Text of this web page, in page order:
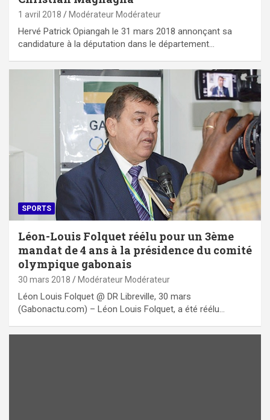
1 avril 2018 Modérateur Modérateur
Hervé Patrick Opiangah le 31 mars 2018 annonçant sa
candidature à la députation dans le département…
SPORTS
Léon-Louis Folquet réélu pour un 3ème
mandat de 4 ans à la présidence du comité
olympique gabonais
30 mars 2018 Modérateur Modérateur
Léon Louis Folquet @ DR Libreville, 30 mars
(Gabonactu.com) – Léon Louis Folquet, a été réélu…